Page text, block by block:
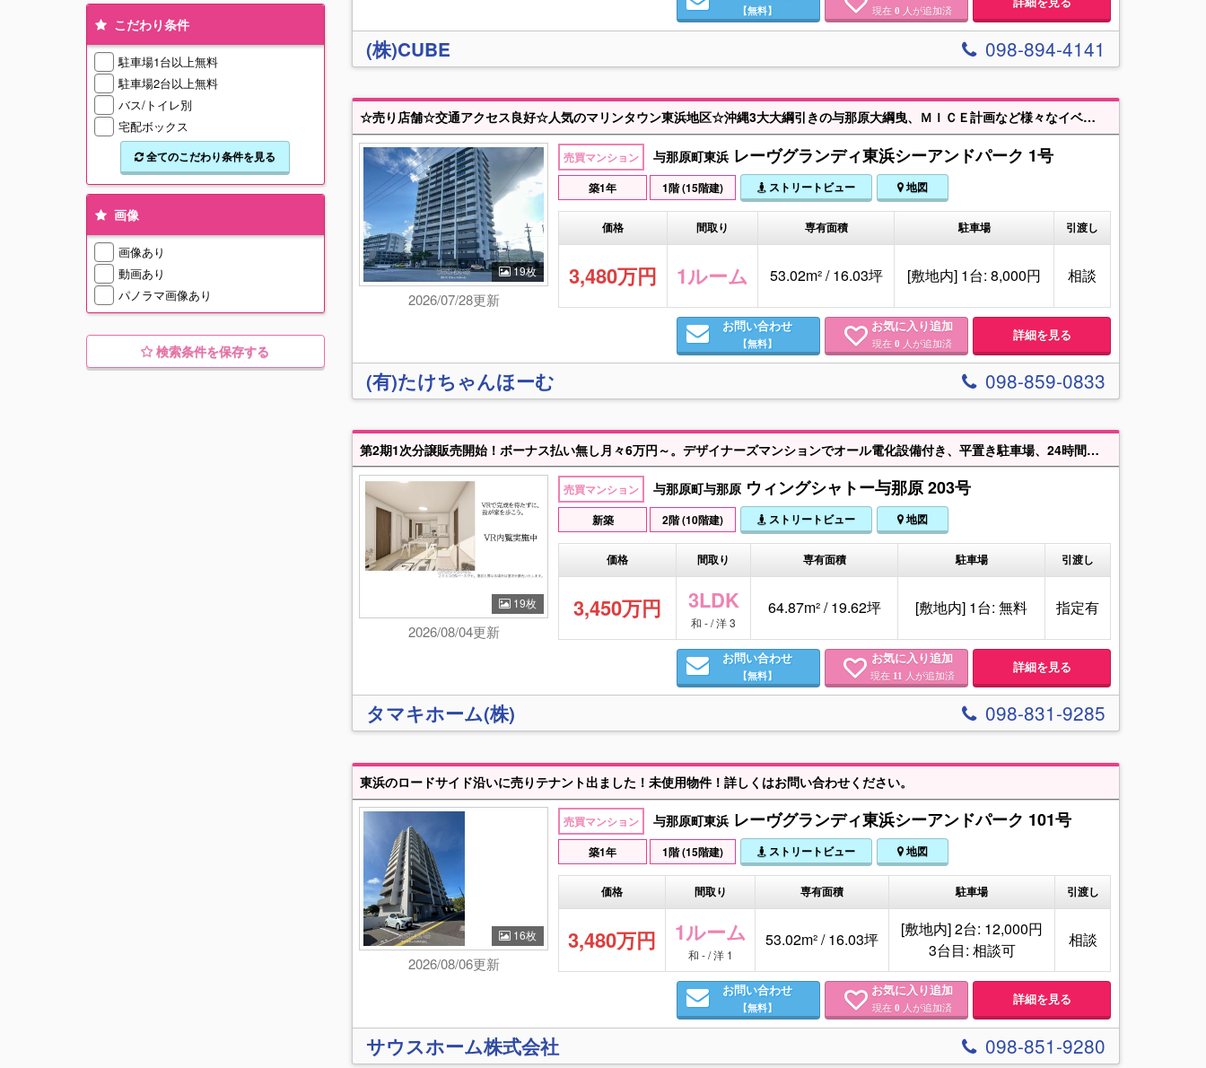
こだわり条件
駐車場1台以上無料
駐車場2台以上無料
バス/トイレ別
宅配ボックス
全てのこだわり条件を見る
画像
画像あり
動画あり
パノラマ画像あり
検索条件を保存する
【無料】 現在0 人が追加済
(株)CUBE 098-894-4141
☆売り店舗☆交通アクセス良好☆人気のマリンタウン東浜地区☆沖縄3大大綱引きの与那原大綱曳、ＭＩＣＥ計画など様々なイベントがある地域です☆
19枚
2026/07/28更新
売買マンション 与那原町東浜 レーヴグランディ東浜シーアンドパーク 1号
築1年 1階 (15階建) ストリートビュー 地図
価格 間取り 専有面積 駐車場 引渡し
3,480万円 1ルーム 53.02m² / 16.03坪 [敷地内] 1台: 8,000円 相談
お問い合わせ
【無料】
お気に入り追加
現在0 人が追加済 詳細を見る
(有)たけちゃんほーむ 098-859-0833
第2期1次分譲販売開始！ボーナス払い無し月々6万円～。デザイナーズマンションでオール電化設備付き、平置き駐車場、24時間ゴミ出し可。充実の設備を体感ください！
19枚
2026/08/04更新
売買マンション 与那原町与那原 ウィングシャトー与那原 203号
新築 2階 (10階建) ストリートビュー 地図
価格 間取り 専有面積 駐車場 引渡し
3,450万円 3LDK
和 - / 洋 3
64.87m² / 19.62坪 [敷地内] 1台: 無料 指定有
お問い合わせ
【無料】
お気に入り追加
現在 11 人が追加済 詳細を見る
タマキホーム(株) 098-831-9285
東浜のロードサイド沿いに売りテナント出ました！未使用物件！詳しくはお問い合わせください。
16枚
2026/08/06更新
売買マンション 与那原町東浜 レーヴグランディ東浜シーアンドパーク 101号
築1年 1階 (15階建) ストリートビュー 地図
価格 間取り 専有面積 駐車場 引渡し
3,480万円 1ルーム
和 - / 洋 1
53.02m² / 16.03坪
[敷地内] 2台: 12,000円
3台目: 相談可
相談
お問い合わせ
【無料】
お気に入り追加
現在0 人が追加済 詳細を見る
サウスホーム株式会社 098-851-9280